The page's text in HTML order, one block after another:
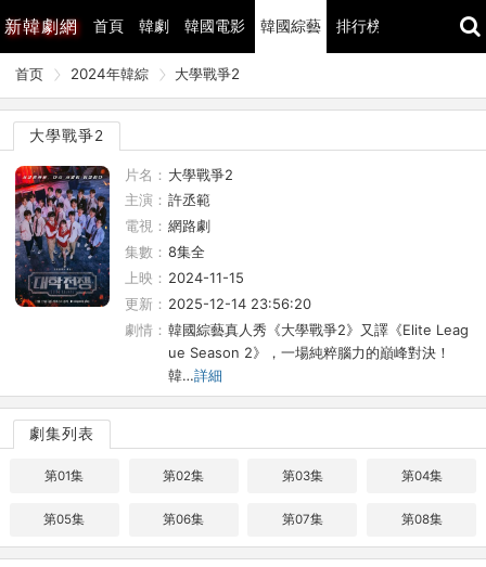
新韓劇網 首頁 韓劇 韓國電影 韓國綜藝 排行榜
首页 2024年韓綜 大學戰爭2
大學戰爭2
片名： 大學戰爭2
主演： 許丞範
電視： 網路劇
集數： 8集全
上映： 2024-11-15
更新： 2025-12-14 23:56:20
劇情： 韓國綜藝真人秀《大學戰爭2》又譯《Elite Leag
ue Season 2》，一場純粹腦力的巔峰對決！
韓…詳細
劇集列表
第01集 第02集 第03集 第04集
第05集 第06集 第07集 第08集